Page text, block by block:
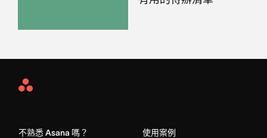
Asana
不熟悉 Asana 嗎？ 使用案例